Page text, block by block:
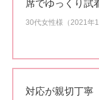
席でゆっくり試
30代女性様（2021年
対応が親切丁寧